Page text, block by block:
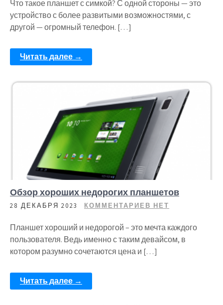
Что такое планшет с симкой? С одной стороны — это
устройство с более развитыми возможностями, с
другой — огромный телефон. […]
Читать далее →
Обзор хороших недорогих планшетов
28 ДЕКАБРЯ 2023 КОММЕНТАРИЕВ НЕТ
Планшет хороший и недорогой – это мечта каждого
пользователя. Ведь именно с таким девайсом, в
котором разумно сочетаются цена и […]
Читать далее →